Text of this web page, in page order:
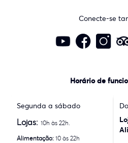
Conecte-se
Horário de
Segunda a sábado
Lojas:10h às 22h.
Alimentação: 10 às 22h